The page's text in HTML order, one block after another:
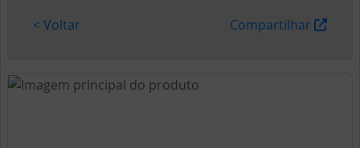
< Voltar Compartilhar